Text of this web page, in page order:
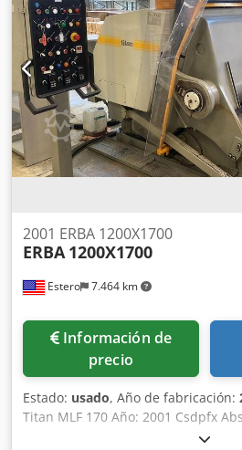
Estero 7.464 km
2001 ERBA 1200X1700
ERBA 1200X1700
Información de
precio
Estado: usado, Año de fabricación:
Titan MLF 170 Año: 2001 Csdpfx
Construcción robusta con mesa de